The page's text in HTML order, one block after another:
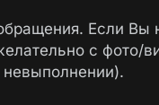
Если Вы
с фото/